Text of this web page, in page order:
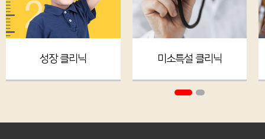
성장 클리닉 미소특설 클리닉